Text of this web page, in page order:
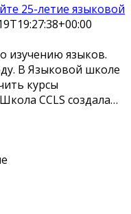
25-летие языковой
изучению языков.
В Языковой школе
курсы
CCLS создала…